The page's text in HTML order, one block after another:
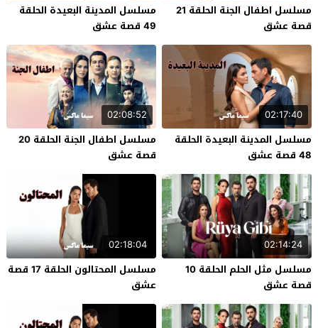
مسلسل اطفال الجنة الحلقة 21
قصة عشق
مسلسل المدينة البعيدة الحلقة
49 قصة عشق
02:17:40
مسلسل المدينة البعيدة الحلقة
48 قصة عشق
02:08:52
مسلسل اطفال الجنة الحلقة 20
قصة عشق
02:14:24
مسلسل مثل الحلم الحلقة 10
قصة عشق
02:18:04
مسلسل المحتالون الحلقة 17 قصة
عشق